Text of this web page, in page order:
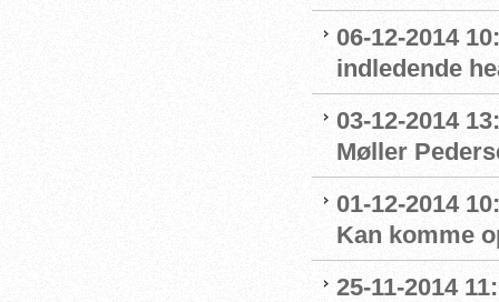
06-12-2014
indledende
03-12-2014
Møller
01-12-2014
Kan komme
25-11-2014